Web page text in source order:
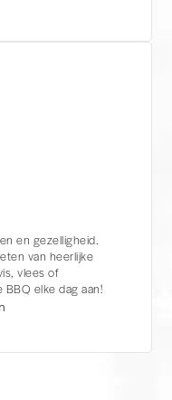
en gezelligheid.
van heerlijke
vlees of
elke dag aan!